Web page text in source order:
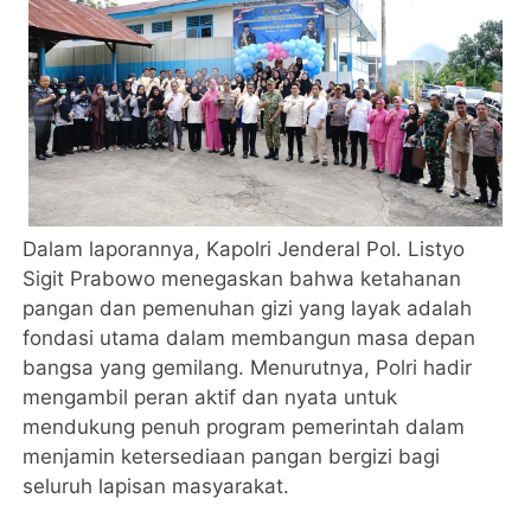
Dalam laporannya, Kapolri Jenderal Pol. Listyo
Sigit Prabowo menegaskan bahwa ketahanan
pangan dan pemenuhan gizi yang layak adalah
fondasi utama dalam membangun masa depan
bangsa yang gemilang. Menurutnya, Polri hadir
mengambil peran aktif dan nyata untuk
mendukung penuh program pemerintah dalam
menjamin ketersediaan pangan bergizi bagi
seluruh lapisan masyarakat.